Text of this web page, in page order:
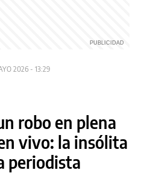
2026 - 13:29
robo en plena
vivo: la insólita
periodista